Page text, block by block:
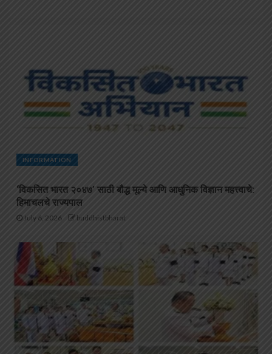
INFORMATION
‘विकसित भारत २०४७’ साठी बौद्ध मूल्ये आणि आधुनिक विज्ञान महत्त्वाचे:
हिमाचलचे राज्यपाल
July 6, 2026 buddhistbharat